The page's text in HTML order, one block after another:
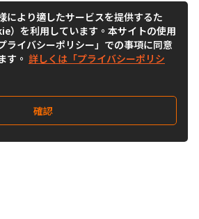
により適したサービスを提供するた
）を利用しています。本サイトの使用
ライバシーポリシー」での事項に同意
す。 詳しくは「プライバシーポリシ
確認